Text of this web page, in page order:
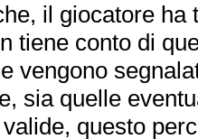
il giocatore
tiene conto di
vengono
sia quelle
questo